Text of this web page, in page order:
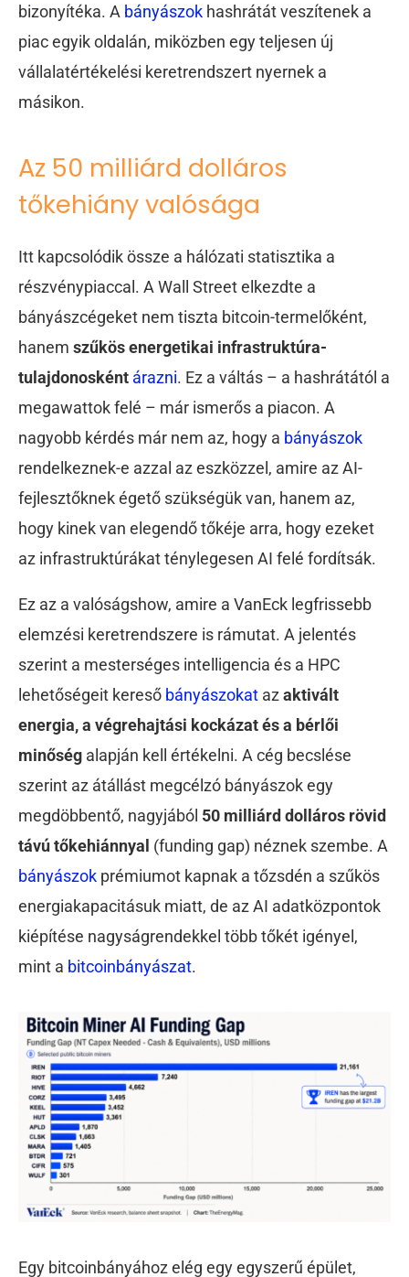
bizonyítéka. A bányászok hashrátát veszítenek a
piac egyik oldalán, miközben egy teljesen új
vállalatértékelési keretrendszert nyernek a
másikon.
Az 50 milliárd dolláros
tőkehiány valósága
Itt kapcsolódik össze a hálózati statisztika a
részvénypiaccal. A Wall Street elkezdte a
bányászcégeket nem tiszta bitcoin-termelőként,
hanem szűkös energetikai infrastruktúra-
tulajdonosként árazni. Ez a váltás – a hashrátától a
megawattok felé – már ismerős a piacon. A
nagyobb kérdés már nem az, hogy a bányászok
rendelkeznek-e azzal az eszközzel, amire az AI-
fejlesztőknek égető szükségük van, hanem az,
hogy kinek van elegendő tőkéje arra, hogy ezeket
az infrastruktúrákat ténylegesen AI felé fordítsák.
Ez az a valóságshow, amire a VanEck legfrissebb
elemzési keretrendszere is rámutat. A jelentés
szerint a mesterséges intelligencia és a HPC
lehetőségeit kereső bányászokat az aktivált
energia, a végrehajtási kockázat és a bérlői
minőség alapján kell értékelni. A cég becslése
szerint az átállást megcélzó bányászok egy
megdöbbentő, nagyjából 50 milliárd dolláros rövid
távú tőkehiánnyal (funding gap) néznek szembe. A
bányászok prémiumot kapnak a tőzsdén a szűkös
energiakapacitásuk miatt, de az AI adatközpontok
kiépítése nagyságrendekkel több tőkét igényel,
mint a bitcoinbányászat.
Egy bitcoinbányához elég egy egyszerű épület,